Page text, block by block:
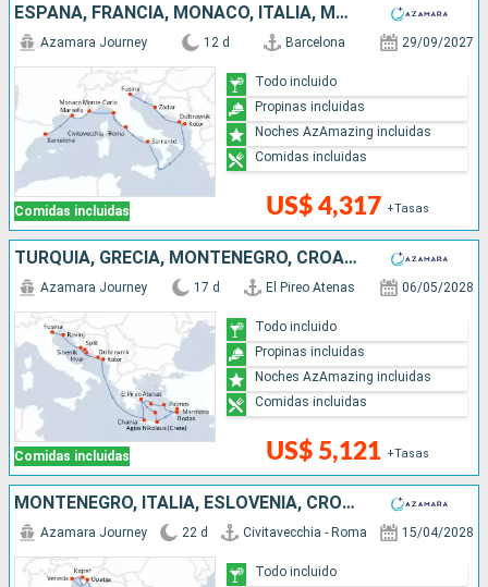
ESPAÑA, FRANCIA, MONACO, ITALIA, MONTENEGRO, CROACIA
Comidas incluidas
Azamara Journey 12 d Barcelona 29/09/2027
US$ 4,317 +Tasas
Todo incluido
Propinas incluidas
Noches AzAmazing incluidas
Comidas incluidas
TURQUÍA, GRECIA, MONTENEGRO, CROACIA, ITALIA
Comidas incluidas
Azamara Journey 17 d El Pireo Atenas 06/05/2028
US$ 5,121 +Tasas
Todo incluido
Propinas incluidas
Noches AzAmazing incluidas
Comidas incluidas
MONTENEGRO, ITALIA, ESLOVENIA, CROACIA, GRECIA
Azamara Journey 22 d Civitavecchia - Roma 15/04/2028
Todo incluido